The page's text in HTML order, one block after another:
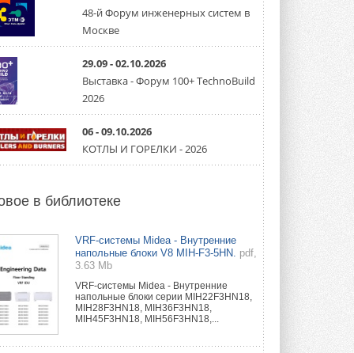
охлаждения для ЦОД
Mitsubishi Electric создаёт в США новую
компанию MEHITS US Inc. ...
31 ИЮЛЯ 2026
США запретили использование
иностранных инверторов
комиссия по связи США (FCC) обновила
свой специальный перечень Covered ...
31 ИЮЛЯ 2026
солнечные панели в МКД
30 ИЮЛЯ 2026
Канальные вентиляторы с ЕС-
двигателями Sysimple TRS EC
Poti
Новинка от Системэйр —
прямоугольный канальный ...
48-й Форум инженерных систем в
Москве
29.09 - 02.10.2026
Выставка - Форум 100+ TechnoBuild
2026
06 - 09.10.2026
КОТЛЫ И ГОРЕЛКИ - 2026
в библиотеке
VRF-системы Midea - Внутренние
напольные блоки V8 MIH-F3-5HN. pdf,
3.63 Mb
VRF-системы Midea - Внутренние
напольные блоки серии MIH22F3HN18,
MIH28F3HN18, MIH36F3HN18,
MIH45F3HN18, MIH56F3HN18,...